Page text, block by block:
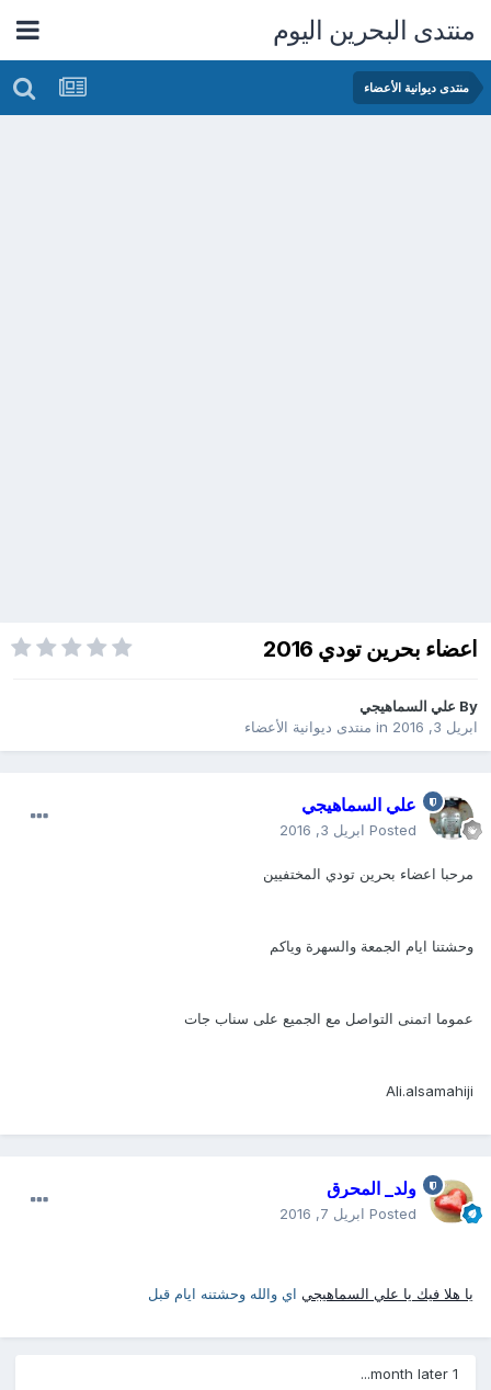
منتدى البحرين اليوم
منتدى ديوانية الأعضاء
اعضاء بحرين تودي 2016
By علي السماهيجي
ابريل 3, 2016
in منتدى ديوانية الأعضاء
علي السماهيجي
Posted ابريل 3, 2016
مرحبا اعضاء بحرين تودي المختفيين
وحشتنا ايام الجمعة والسهرة وياكم
عموما اتمنى التواصل مع الجميع على سناب جات
Ali.alsamahiji
ولد_ المحرق
Posted ابريل 7, 2016
يا هلا فيك يا علي السماهيجياي والله وحشتنه ايام قبل